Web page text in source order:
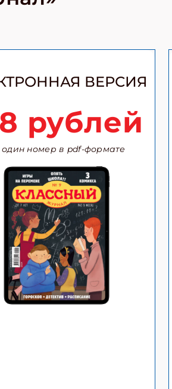
ВЕРСИЯ
рублей
номер в pdf-формате
журнал" в подарок!